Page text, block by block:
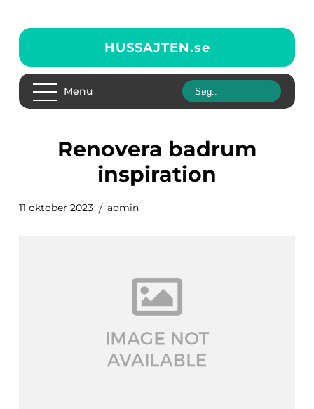
HUSSAJTEN.se
Menu
renovera badrum
inspiration
11 oktober 2023 admin